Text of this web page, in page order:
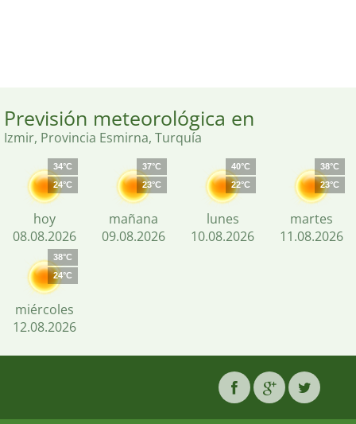
Previsión meteorológica en
Izmir, Provincia Esmirna, Turquía
34°C
24°C
hoy
08.08.2026
37°C
23°C
mañana
09.08.2026
40°C
22°C
lunes
10.08.2026
38°C
23°C
martes
11.08.2026
38°C
24°C
miércoles
12.08.2026